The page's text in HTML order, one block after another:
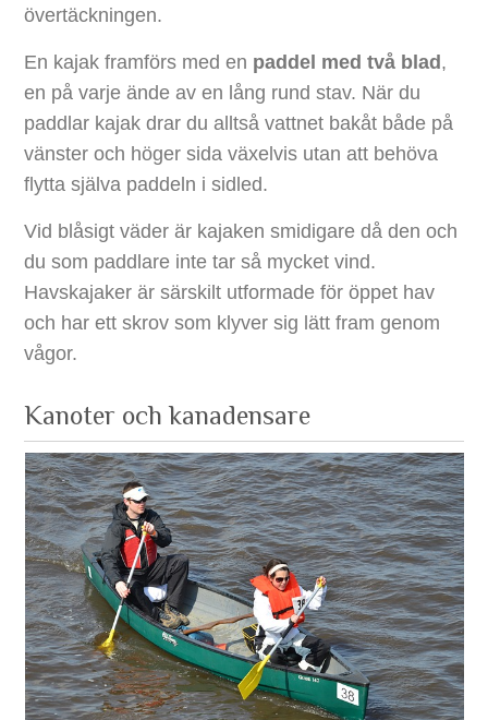
övertäckningen.
En kajak framförs med en paddel med två blad ,
en på varje ände av en lång rund stav. När du
paddlar kajak drar du alltså vattnet bakåt både på
vänster och höger sida växelvis utan att behöva
flytta själva paddeln i sidled.
Vid blåsigt väder är kajaken smidigare då den och
du som paddlare inte tar så mycket vind.
Havskajaker är särskilt utformade för öppet hav
och har ett skrov som klyver sig lätt fram genom
vågor.
Kanoter och kanadensare